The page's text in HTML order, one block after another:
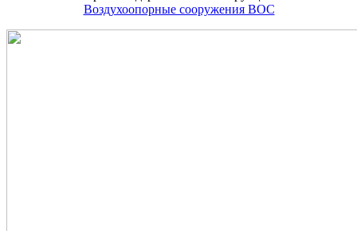
Воздухоопорные сооружения ВОС